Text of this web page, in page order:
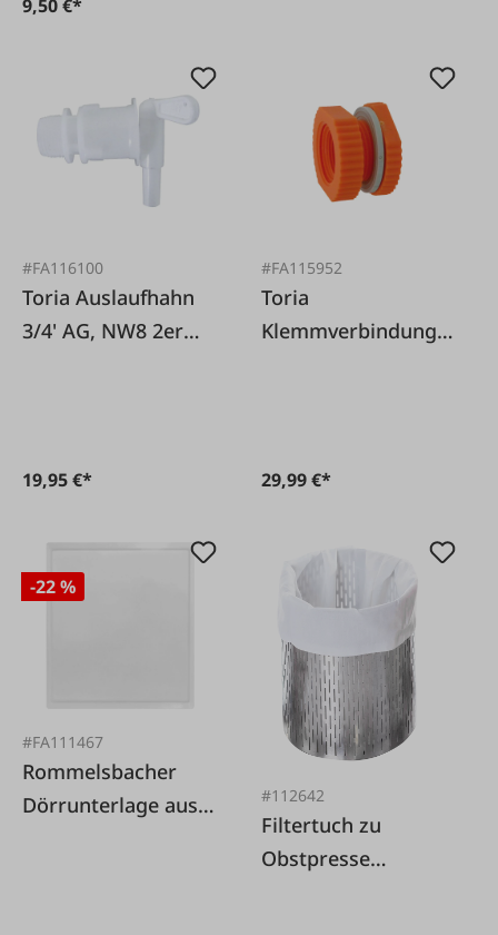
9,50 €*
#FA116100
Toria Auslaufhahn
3/4' AG, NW8 2er
19,95 €*
#FA115952
Toria
Klemmverbindung
29,99 €*
-22 %
#FA111467
Rommelsbacher
Dörrunterlage aus
#112642
Filtertuch zu
Obstpresse